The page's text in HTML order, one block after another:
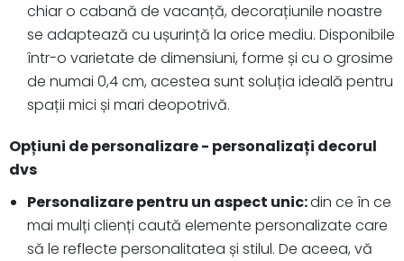
chiar o cabană de vacanță, decorațiunile noastre
se adaptează cu ușurință la orice mediu. Disponibile
într-o varietate de dimensiuni, forme și cu o grosime
de numai 0,4 cm, acestea sunt soluția ideală pentru
spații mici și mari deopotrivă.
Opțiuni de personalizare - personalizați decorul
dvs
Personalizare pentru un aspect unic:din ce în ce
mai mulți clienți caută elemente personalizate care
să le reflecte personalitatea și stilul. De aceea, vă